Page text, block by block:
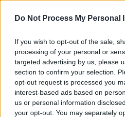
Do Not Process My Personal
If you wish to opt-out of the sale,
processing of your personal or
targeted advertising by us, please
section to confirm your selection.
opt-out request is processed you
interest-based ads based on
us or personal information
your opt-out. You may separately
Bild 1 von